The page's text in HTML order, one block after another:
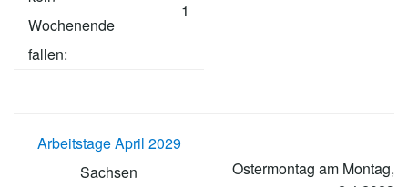
Wochenende
fallen:
1
Arbeitstage April 2029
Sachsen
Ostermontag am Montag,